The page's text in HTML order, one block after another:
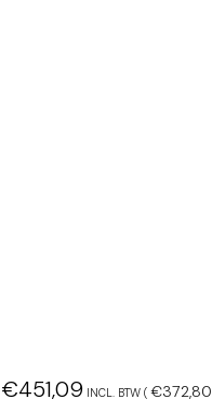
€451,09 INCL. BTW (€372,80